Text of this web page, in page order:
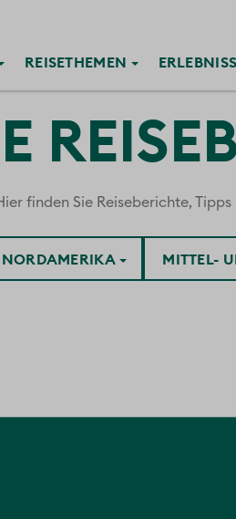
REISETHEMEN
finden Sie Reiseberichte,
MITTEL-
NORDAMERIKA